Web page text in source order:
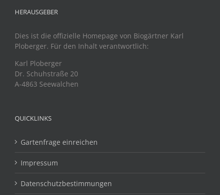
HERAUSGEBER
Dies ist die offizielle Homepage von Biogärtner Karl
Ploberger. Für den Inhalt verantwortlich:
Karl Ploberger
Dr. Schuhstraße 20
A-4863 Seewalchen
QUICKLINKS
Gartenfrage einreichen
Impressum
Datenschutzbestimmungen